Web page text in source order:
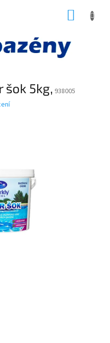
šok 5kg, 938005